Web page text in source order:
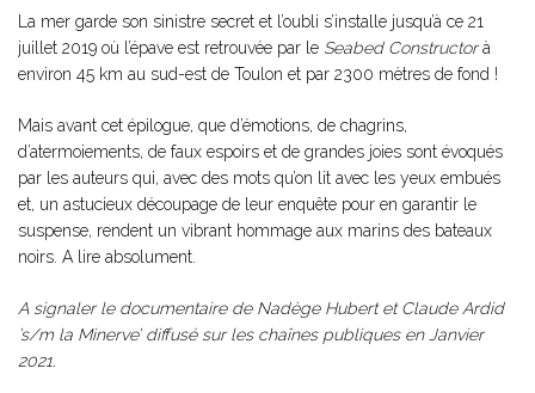
La mer garde son sinistre secret et l’oubli s’installe jusqu’à ce 21
juillet 2019 où l’épave est retrouvée par le Seabed Constructorà
environ 45 km au sud-est de Toulon et par 2300 mètres de fond !
Mais avant cet épilogue, que d’émotions, de chagrins,
d’atermoiements, de faux espoirs et de grandes joies sont évoqués
par les auteurs qui, avec des mots qu’on lit avec les yeux embués
et, un astucieux découpage de leur enquête pour en garantir le
suspense, rendent un vibrant hommage aux marins des bateaux
noirs. A lire absolument.
A signaler le documentaire de Nadège Hubert et Claude Ardid
’s/m la Minerve’ diffusé sur les chaînes publiques en Janvier
2021